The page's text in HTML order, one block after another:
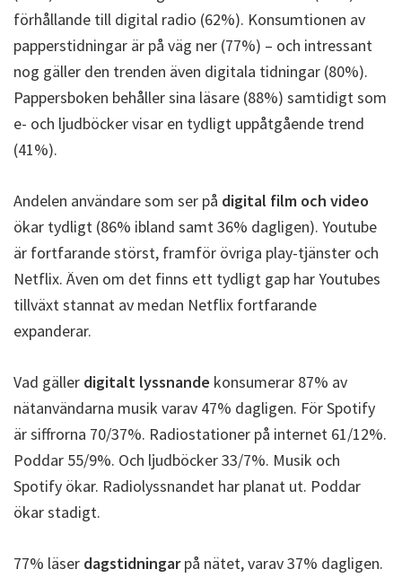
förhållande till digital radio (62%). Konsumtionen av
papperstidningar är på väg ner (77%) – och intressant
nog gäller den trenden även digitala tidningar (80%).
Pappersboken behåller sina läsare (88%) samtidigt som
e- och ljudböcker visar en tydligt uppåtgående trend
(41%).
Andelen användare som ser på digital film och video
ökar tydligt (86% ibland samt 36% dagligen). Youtube
är fortfarande störst, framför övriga play-tjänster och
Netflix. Även om det finns ett tydligt gap har Youtubes
tillväxt stannat av medan Netflix fortfarande
expanderar.
Vad gäller digitalt lyssnande konsumerar 87% av
nätanvändarna musik varav 47% dagligen. För Spotify
är siffrorna 70/37%. Radiostationer på internet 61/12%.
Poddar 55/9%. Och ljudböcker 33/7%. Musik och
Spotify ökar. Radiolyssnandet har planat ut. Poddar
ökar stadigt.
77% läser dagstidningarpå nätet, varav 37% dagligen.